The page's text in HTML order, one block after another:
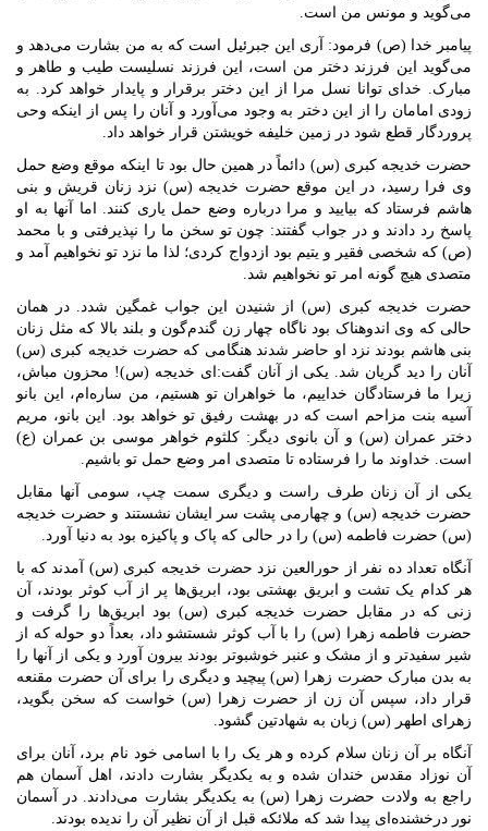
می‌گوید و مونس من است.
پیامبر خدا (ص) فرمود: آری این جبرئیل است که به من بشارت می‌دهد و
می‌گوید این فرزند دختر من است، این فرزند نسلیست طیب و طاهر و
مبارک. خدای توانا نسل مرا از این دختر برقرار و پایدار خواهد کرد. به
زودی امامان را از این دختر به وجود می‌آورد و آنان را پس از اینکه وحی
پروردگار قطع شود در زمین خلیفه خویشتن قرار خواهد داد.
حضرت خدیجه کبری (س) دائماً در همین حال بود تا اینکه موقع وضع حمل
وی فرا رسید، در این موقع حضرت خدیجه (س) نزد زنان قریش و بنی
هاشم فرستاد که بیایید و مرا درباره وضع حمل یاری کنند. اما آنها به او
پاسخ رد دادند و در جواب گفتند: چون تو سخن ما را نپذیرفتی و با محمد
(ص) که شخصی فقیر و یتیم بود ازدواج کردی؛ لذا ما نزد تو نخواهیم آمد و
متصدی هیچ گونه امر تو نخواهیم شد.
حضرت خدیجه کبری (س) از شنیدن این جواب غمگین شدد. در همان
حالی که وی اندوهناک بود ناگاه چهار زن گندم‌گون و بلند بالا که مثل زنان
بنی هاشم بودند نزد او حاضر شدند هنگامی که حضرت خدیجه کبری (س)
آنان را دید گریان شد. یکی از آنان گفت:‌ای خدیجه (س)! محزون مباش،
زیرا ما فرستادگان خداییم، ما خواهران تو هستیم، من ساره‌ام، این بانو
آسیه بنت مزاحم است که در بهشت رفیق تو خواهد بود. این بانو، مریم
دختر عمران (س) و آن بانوی دیگر: کلثوم خواهر موسی بن عمران (ع)
است. خداوند ما را فرستاده تا متصدی امر وضع حمل تو باشیم.
یکی از آن زنان طرف راست و دیگری سمت چپ، سومی آنها مقابل
حضرت خدیجه (س) و چهارمی پشت سر ایشان نشستند و حضرت خدیجه
(س) حضرت فاطمه (س) را در حالی که پاک و پاکیزه بود به دنیا آورد.
آنگاه تعداد ده نفر از حورالعین نزد حضرت خدیجه کبری (س) آمدند که با
هر کدام یک تشت و ابریق بهشتی بود، ابریق‌ها پر از آب کوثر بودند، آن
زنی که در مقابل حضرت خدیجه کبری (س) بود ابریق‌ها را گرفت و
حضرت فاطمه زهرا (س) را با آب کوثر شستشو داد، بعداً دو حوله که از
شیر سفیدتر و از مشک و عنبر خوشبوتر بودند بیرون آورد و یکی از آنها را
به بدن مبارک حضرت زهرا (س) پیچید و دیگری را برای آن حضرت مقنعه
قرار داد، سپس آن زن از حضرت زهرا (س) خواست که سخن بگوید،
زهرای اطهر (س) زبان به شهادتین گشود.
آنگاه بر آن زنان سلام کرده و هر یک را با اسامی خود نام برد، آنان برای
آن نوزاد مقدس خندان شده و به یکدیگر بشارت دادند، اهل آسمان هم
راجع به ولادت حضرت زهرا (س) به یکدیگر بشارت می‌دادند. در آسمان
نور درخشنده‌ای پیدا شد که ملائکه قبل از آن نظیر آن را ندیده بودند.